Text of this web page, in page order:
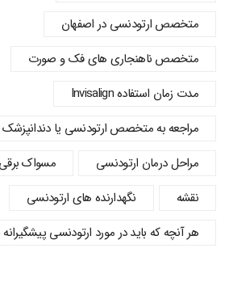
متخصص ارتودنسی در اصفهان
متخصص ناهنجاری های فک و صورت
مدت زمان استفاده Invisalign
مراجعه به متخصص ارتودنسی یا دندانپزشک
مراحل درمان ارتودنسی
مسواک
نقشه
نگهدارنده های ارتودنسی
هر آنچه که باید در مورد ارتودنسی پیشگیرانه